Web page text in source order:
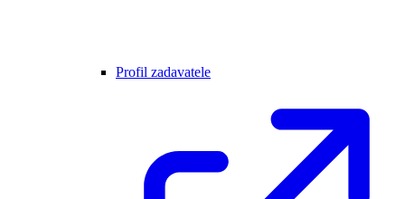
Profil zadavatele